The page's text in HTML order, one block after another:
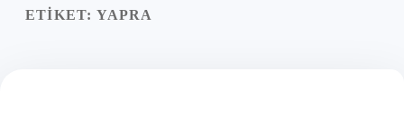
Yasal Uyarı
ETIKET: YAPRA